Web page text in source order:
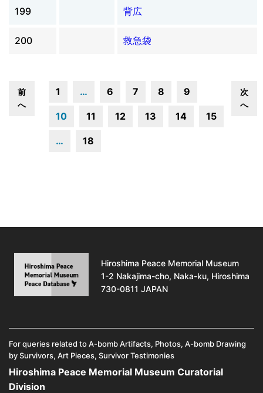
199 背広
200 救急袋
前
へ
1 … 6 7 8 9
10 11 12 13 14 15
… 18
次
へ
Hiroshima Peace Memorial Museum
1-2 Nakajima-cho, Naka-ku, Hiroshima
730-0811 JAPAN
For queries related to A-bomb Artifacts, Photos, A-bomb Drawing
by Survivors, Art Pieces, Survivor Testimonies
Hiroshima Peace Memorial Museum Curatorial
Division